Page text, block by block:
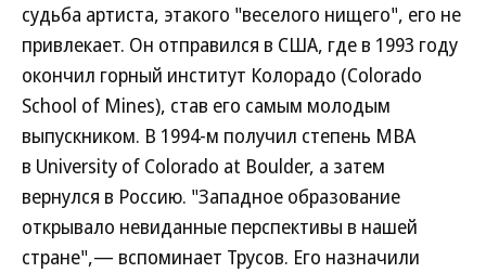
судьба артиста, этакого "веселого нищего", его не
привлекает. Он отправился в США, где в 1993 году
окончил горный институт Колорадо (Colorado
School of Mines), став его самым молодым
выпускником. В 1994-м получил степень MBA
в University of Colorado at Boulder, а затем
вернулся в Россию. "Западное образование
открывало невиданные перспективы в нашей
стране",— вспоминает Трусов. Его назначили